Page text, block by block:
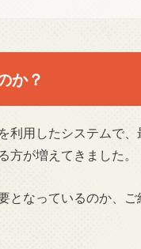
か？
利用したシステムで
方が増えてきました。
なっているのか、ご